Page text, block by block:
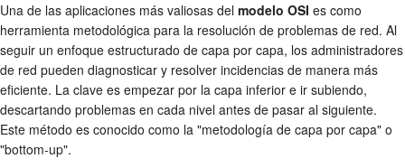
Una de las aplicaciones más valiosas del modelo OSI es como
herramienta metodológica para la resolución de problemas de red. Al
seguir un enfoque estructurado de capa por capa, los administradores
de red pueden diagnosticar y resolver incidencias de manera más
eficiente. La clave es empezar por la capa inferior e ir subiendo,
descartando problemas en cada nivel antes de pasar al siguiente.
Este método es conocido como la "metodología de capa por capa" o
"bottom-up".